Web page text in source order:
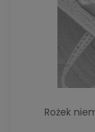
Rożek